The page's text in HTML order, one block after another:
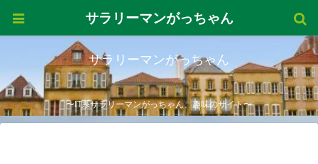
サラリーマンがっちゃん
〜IT系サラリーマンがっちゃん、趣味のサイト〜
サラリーマンがっちゃん